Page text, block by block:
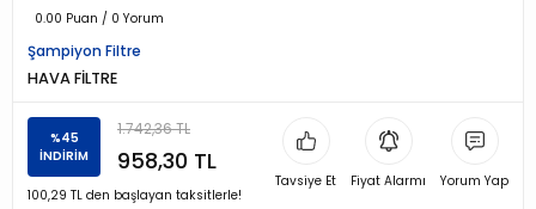
0.00 Puan / 0 Yorum
Şampiyon Filtre
HAVA FİLTRE
%45
İNDİRİM
1.742,36 TL
958,30 TL
100,29 TL den başlayan taksitlerle!
Tavsiye Et Fiyat Alarmı Yorum Yap